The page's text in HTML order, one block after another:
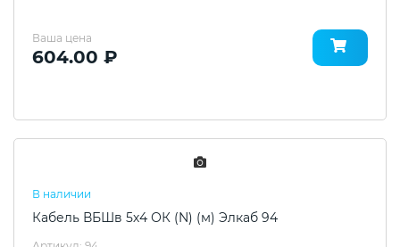
Ваша цена
604.00 ₽
В наличии
Кабель ВБШв 5х4 ОК (N) (м) Элкаб 94